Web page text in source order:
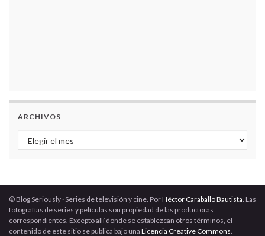
ARCHIVOS
Archivos
© Blog Seriously · Series de televisión y cine. PorHéctor Caraballo Bautista . Las
fotografías de series y películas son propiedad de las productoras
correspondientes. Excepto allí donde se establezcan otros términos, el
contenido de este sitio se publica bajo una Licencia Creative Commons